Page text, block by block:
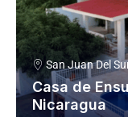
San Juan Del
Casa de
Nicaragua